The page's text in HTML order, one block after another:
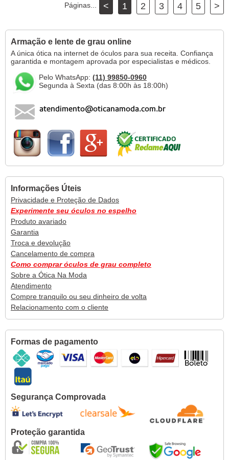
Páginas... < 1 2 3 4 5 >
Armação e lente de grau online
A única ótica na internet de óculos para sua receita. Confiança
garantida e montagem aprovada por especialistas e médicos.
Pelo WhatsApp: (11) 99850-0960
Segunda à Sexta (das 8:00h às 18:00h)
Informações Úteis
Privacidade e Proteção de Dados
Experimente seu óculos no espelho
Produto avariado
Garantia
Troca e devolução
Cancelamento de compra
Como comprar óculos de grau completo
Sobre a Ótica Na Moda
Atendimento
Compre tranquilo ou seu dinheiro de volta
Relacionamento com o cliente
Formas de pagamento
Segurança Comprovada
Proteção garantida